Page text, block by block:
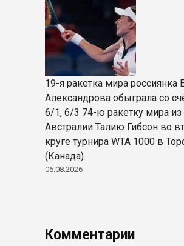
19-я ракетка мира россиянка
Александрова обыграла со
6/1, 6/3 74-ю ракетку мира из
Австралии Талию Гибсон во
круге турнира WTA 1000 в
(Канада).
06.08.2026
Комментарии